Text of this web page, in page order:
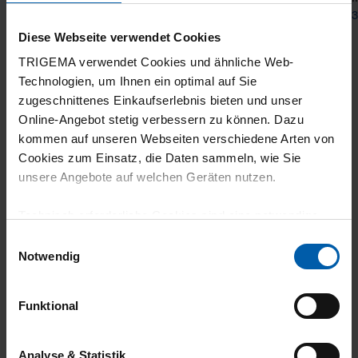
Diese Webseite verwendet Cookies
TRIGEMA verwendet Cookies und ähnliche Web-
Technologien, um Ihnen ein optimal auf Sie
zugeschnittenes Einkaufserlebnis bieten und unser
Online-Angebot stetig verbessern zu können. Dazu
kommen auf unseren Webseiten verschiedene Arten von
Cookies zum Einsatz, die Daten sammeln, wie Sie
unsere Angebote auf welchen Geräten nutzen.
grundlegende Funktionen wie etwa zur Auswahl und
gewährleisten.
Für die Darstellung personalisierter Angebote, Anzeigen
Notwendig
Funktional
Analyse & Statistik
from
shipping